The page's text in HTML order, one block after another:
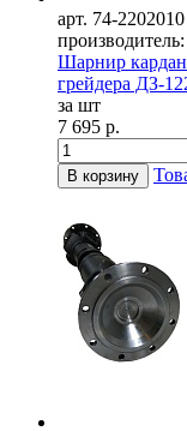
арт. 74-2202010
Шарнир
грейдера ДЗ-
за шт
7 695 р.
В корзину